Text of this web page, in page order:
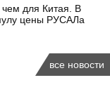
для Китая. В
цены РУСАЛа
все новости